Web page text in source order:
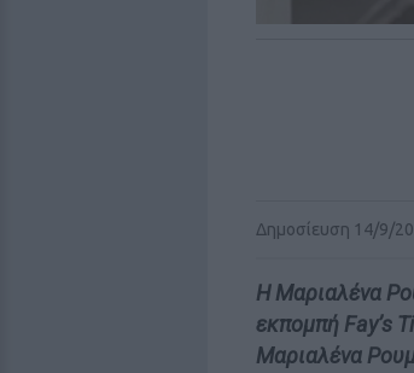
Δημοσίευση 14/9/
Η Μαριαλένα
εκπομπή Fay’s
Μαριαλένα